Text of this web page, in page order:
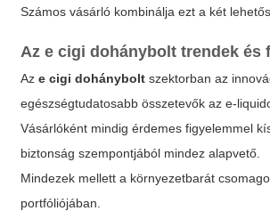
Számos vásárló kombinálja ezt a két
Aze cigi dohánybolt trendek és
Aze cigi dohánybolt szektorban az
egészségtudatosabb összetevők az e-
Vásárlóként mindig érdemes figyelemmel
biztonság szempontjából mindez alapvető.
Mindezek mellett a környezetbarát
portfóliójában.